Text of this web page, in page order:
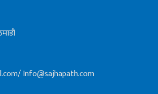
/Info@sajhapath.com